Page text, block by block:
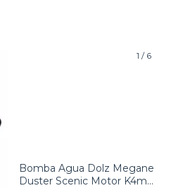
1 / 6
Bomba Agua Dolz Megane
Duster Scenic Motor K4m